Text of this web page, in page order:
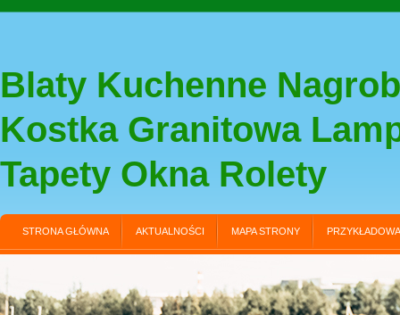
Blaty Kuchenne
Kostka Granitowa
Tapety Okna Rolety
STRONA GŁÓWNA AKTUALNOŚCI MAPA STRONY